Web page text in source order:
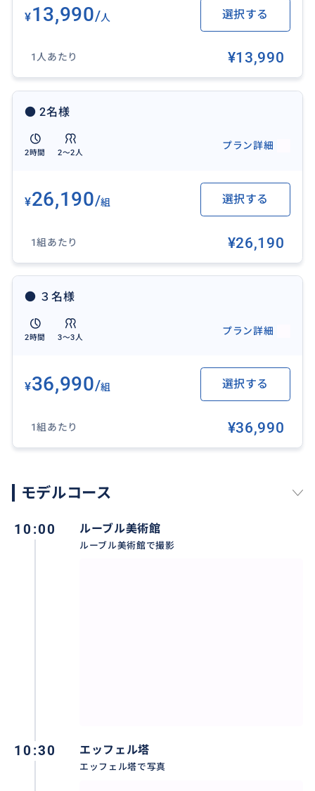
世橋 など
で、プロのフォトグラファーをご希望のお客様には、
向いていません。
ゃってください。時間の内でご案内致します。
※人数が2名様以上の場合は、お問い合わせください。
※外での案内ですので、建物の中には入りません。
もございますので、ご了承ください。
１人まで同一料金です。
【事前情報】
下記の情報をお申込みの際に具体的に教えてくださ
い。
ご希望日：
ください。）:
集合時間：
ご利用人数：
お好きな場所2~3箇所：
【その他注意事項】
日の落ちる時間（日の入）によりご希望お時間をお選
び頂けます。
17h~19h (11、12月の日が落ちる時間）
¥13,990/人 選択する
1人あたり ¥13,990
● 2名様
2時間 2〜2人
プラン詳細
¥26,190/組 選択する
1組あたり ¥26,190
● ３名様
2時間 3〜3人
プラン詳細
¥36,990/組 選択する
1組あたり ¥36,990
モデルコース
10:00 ルーブル美術館
ルーブル美術館で撮影
10:30 エッフェル塔
エッフェル塔で写真